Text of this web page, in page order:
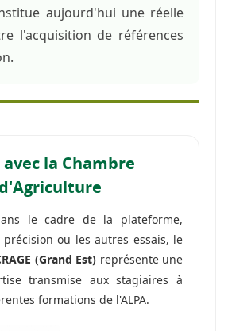
aujourd'hui une réelle
l'acquisition de références
la Chambre
le cadre de la plateforme,
ou les autres essais, le
(Grand Est) représente une
transmise aux stagiaires à
formations de l'ALPA.